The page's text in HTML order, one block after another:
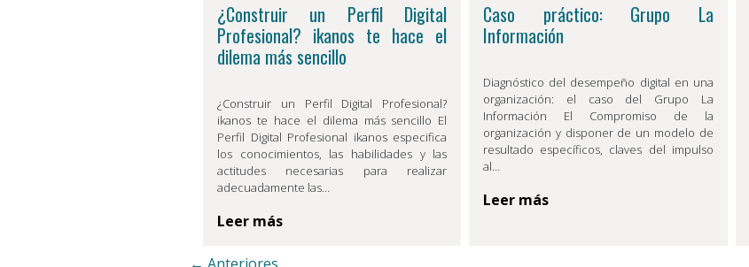
¿Construir un Perfil Digital
Profesional? ikanos te hace el
dilema más sencillo
¿Construir un Perfil Digital Profesional?
ikanos te hace el dilema más sencillo El
Perfil Digital Profesional ikanos especifica
los conocimientos, las habilidades y las
actitudes necesarias para realizar
adecuadamente las…
Leer más
Caso práctico: Grupo La
Información
Diagnóstico del desempeño digital en una
organización: el caso del Grupo La
Información El Compromiso de la
organización y disponer de un modelo de
resultado específicos, claves del impulso
al…
Leer más